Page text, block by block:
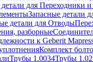
для Переходники
Запасные детали
детали для Отводы
разборные
к Geberit
Комплект
Трубы 1.0034Трубы